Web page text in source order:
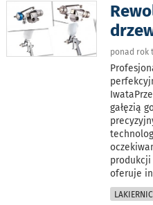
ponad rok
gałęzią
oferuje